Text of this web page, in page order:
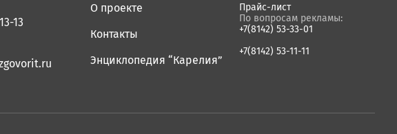
13
О проекте
Контакты
Энциклопедия “Карелия”
Прайс-лист
По вопросам рекламы:
+7(8142) 53-33-01
+7(8142) 53-11-11